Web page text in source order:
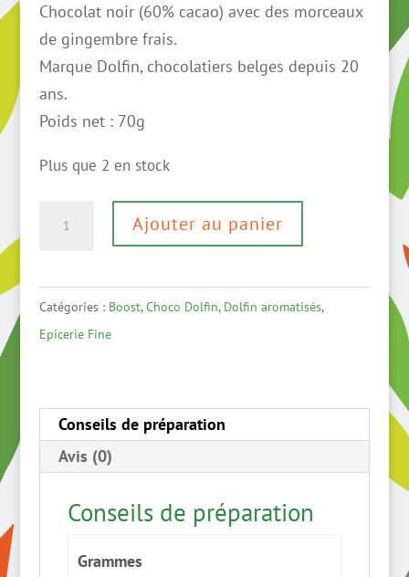
initial
était :
4,15 €.
actuel
2,90 €.
Chocolat noir (60% cacao) avec des morceaux
de gingembre frais.
Marque Dolfin, chocolatiers belges depuis 20
ans.
Poids net : 70g
Plus que 2 en stock
Ajouter au panier
Catégories : Boost,Choco Dolfin, Dolfin aromatisés,
Epicerie Fine
Conseils de préparation
Avis (0)
Conseils de préparation
Grammes